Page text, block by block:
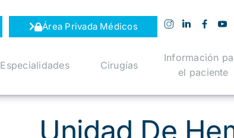
Área Privada Médicos
Especialidades Cirugías
Información
el paciente
Unidad De